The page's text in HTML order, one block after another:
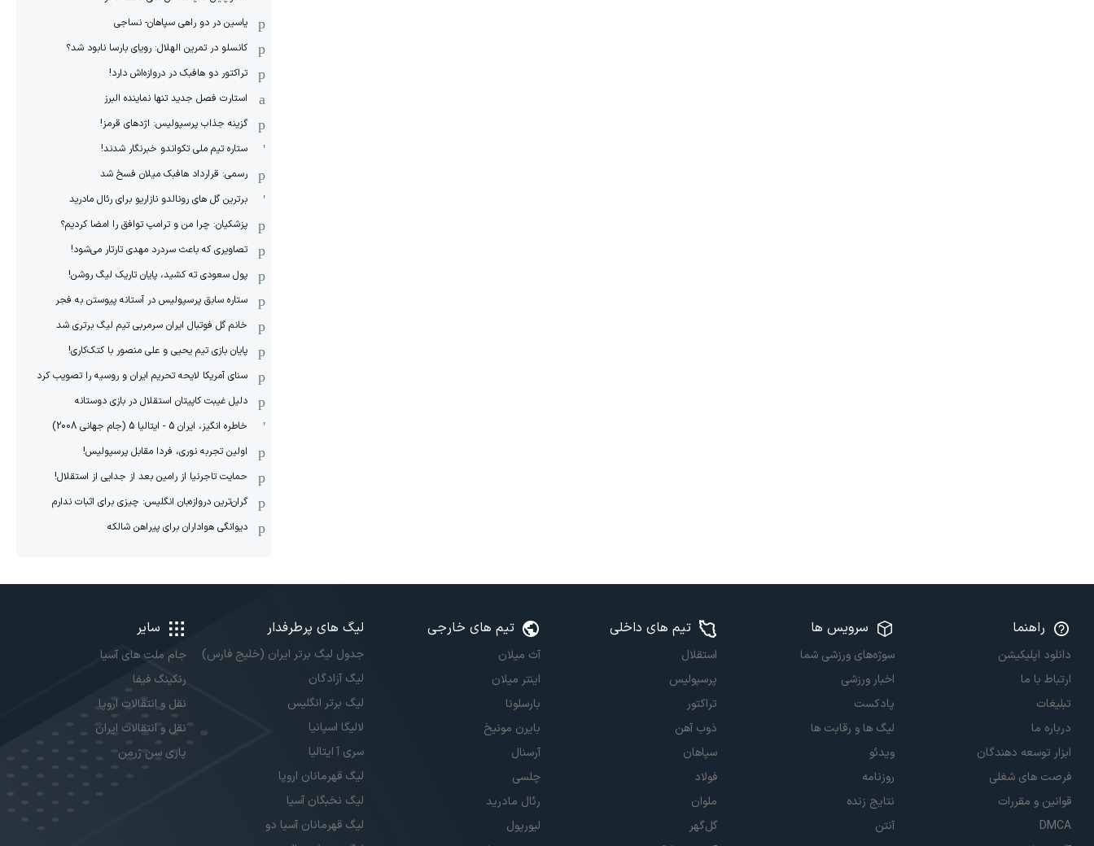
یاسین در دو راهی سپاهان- نساجی
کانسلو در تمرین الهلال: رویای بارسا نابود شد؟
تراکتور دو هافبک در دروازه‌اش دارد!
استارت فصل جدید تنها نماینده البرز
گزینه جذاب پرسپولیس: اژدهای قرمز!
ستاره تیم ملی تکواندو خبرنگار شدند!
رسمی: قرارداد هافبک میلان فسخ شد
برترین گل های رونالدو نازاریو برای رئال مادرید
پزشکیان: چرا من و ترامپ توافق را امضا کردیم؟
تصاویری که باعث سردرد مهدی تارتار می‌شود!
پول سعودی ته کشید، پایان تاریک لیگ روشن!
ستاره سابق پرسپولیس در آستانه پیوستن به فجر
خانم گل فوتبال ایران سرمربی تیم لیگ برتری شد
پایان بازی تیم یحیی و علی منصور با کتک‌کاری!
سنای آمریکا لایحه تحریم ایران و روسیه را تصویب کرد
دلیل غیبت کاپیتان استقلال در بازی دوستانه
خاطره انگیز، ایران 5 - ایتالیا 5 (جام جهانی 2008)
اولین تجربه نوری، فردا مقابل پرسپولیس!
حمایت تاجرنیا از رامین بعد از جدایی از استقلال!
گران‌ترین دروازه‌بان انگلیس: چیزی برای اثبات ندارم
دیوانگی هواداران برای پیراهن شالکه
راهنما
دانلود اپلیکیشن
ارتباط با ما
تبلیغات
درباره ما
ابزار توسعه دهندگان
فرصت های شغلی
قوانین و مقررات
DMCA
سرویس ها
سوژه‌های ورزشی شما
اخبار ورزشی
پادکست
لیگ ها و رقابت ها
ویدئو
روزنامه
نتایج زنده
آنتن
تیم های داخلی
استقلال
پرسپولیس
تراکتور
ذوب آهن
سپاهان
فولاد
ملوان
گل‌گهر
تیم های خارجی
آث میلان
اینتر میلان
بارسلونا
بایرن مونیخ
آرسنال
چلسی
رئال مادرید
لیورپول
لیگ های پرطرفدار
جدول لیگ برتر ایران (خلیج فارس)
لیگ آزادگان
لیگ برتر انگلیس
لالیگا اسپانیا
سری آ ایتالیا
لیگ قهرمانان اروپا
لیگ نخبگان آسیا
لیگ قهرمانان آسیا دو
سایر
جام ملت های آسیا
رنکینگ فیفا
نقل و انتقالات اروپا
نقل و انتقالات ایران
پاری سن ژرمن